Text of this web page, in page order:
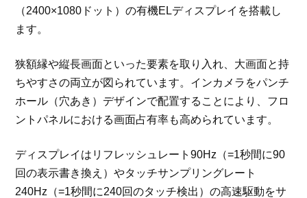
（2400×1080ドット）の有機ELディスプレイを搭載し
ます。
狭額縁や縦長画面といった要素を取り入れ、大画面と持
ちやすさの両立が図られています。インカメラをパンチ
ホール（穴あき）デザインで配置することにより、フロ
ントパネルにおける画面占有率も高められています。
ディスプレイはリフレッシュレート90Hz（=1秒間に90
回の表示書き換え）やタッチサンプリングレート
240Hz（=1秒間に240回のタッチ検出）の高速駆動をサ